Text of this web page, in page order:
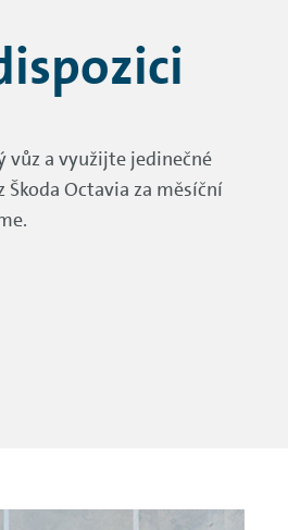
a využijte jedinečné
Octavia za měsíční